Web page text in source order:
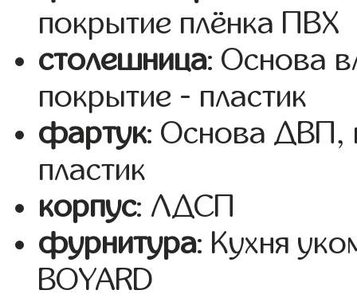
покрытие плёнка ПВХ
столешница: Основа
покрытие - пластик
фартук: Основа ДВП,
пластик
корпус: ЛДСП
фурнитура: Кухня
BOYARD